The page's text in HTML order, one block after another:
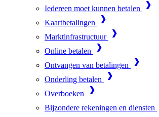
Iedereen moet kunnen betalen
Kaartbetalingen
Marktinfrastructuur
Online betalen
Ontvangen van betalingen
Onderling betalen
Overboeken
Bijzondere rekeningen en diensten